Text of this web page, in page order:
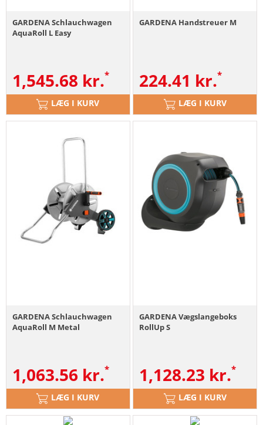
GARDENA Schlauchwagen
AquaRoll L Easy
1,545.68 kr.
LÆG I KURV
GARDENA Handstreuer M
224.41 kr.
LÆG I KURV
GARDENA Schlauchwagen
AquaRoll M Metal
1,063.56 kr.
LÆG I KURV
GARDENA Vægslangeboks
RollUp S
1,128.23 kr.
LÆG I KURV